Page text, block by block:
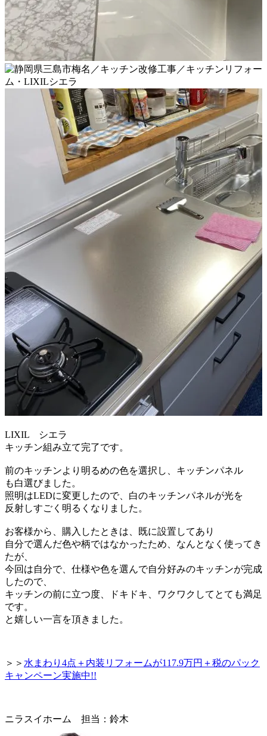
LIXIL シエラ
キッチン組み立て完了です。
前のキッチンより明るめの色を選択し、キッチンパネル
も白選びました。
照明はLEDに変更したので、白のキッチンパネルが光を
反射しすごく明るくなりました。
お客様から、購入したときは、既に設置してあり
自分で選んだ色や柄ではなかったため、なんとなく 使ってき
たが、
今回は自分で、仕様や色を選んで自分好みのキッチンが完成
したので、
キッチンの前に立つ度、
ドキドキ、ワクワクしてとても満足
です。
と嬉しい一言を頂きました。
＞＞ 水まわり4点＋内装リフォームが117.9万円＋税のパック
キャンペーン実施中!!
ニラスイホーム 担当：鈴木